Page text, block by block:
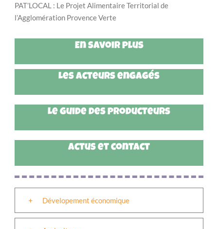
PAT’LOCAL : Le Projet Alimentaire Territorial de
l’Agglomération Provence Verte
En savoir plus
Les acteurs engagés
Le guide des producteurs
Actus et contact
Dévelopement économique